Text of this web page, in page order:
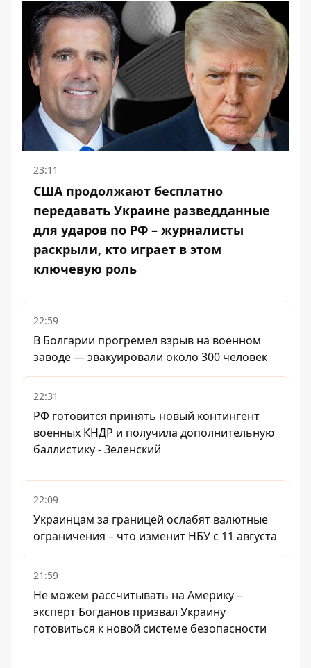
23:11
США продолжают бесплатно
передавать Украине разведданные
для ударов по РФ – журналисты
раскрыли, кто играет в этом
ключевую роль
22:59
В Болгарии прогремел взрыв на военном
заводе — эвакуировали около 300 человек
22:31
РФ готовится принять новый контингент
военных КНДР и получила дополнительную
баллистику - Зеленский
22:09
Украинцам за границей ослабят валютные
ограничения – что изменит НБУ с 11 августа
21:59
Не можем рассчитывать на Америку –
эксперт Богданов призвал Украину
готовиться к новой системе безопасности